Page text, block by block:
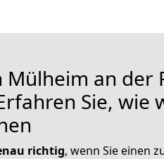
Mülheim an der
Sie, wie
richtig, wenn Sie einen